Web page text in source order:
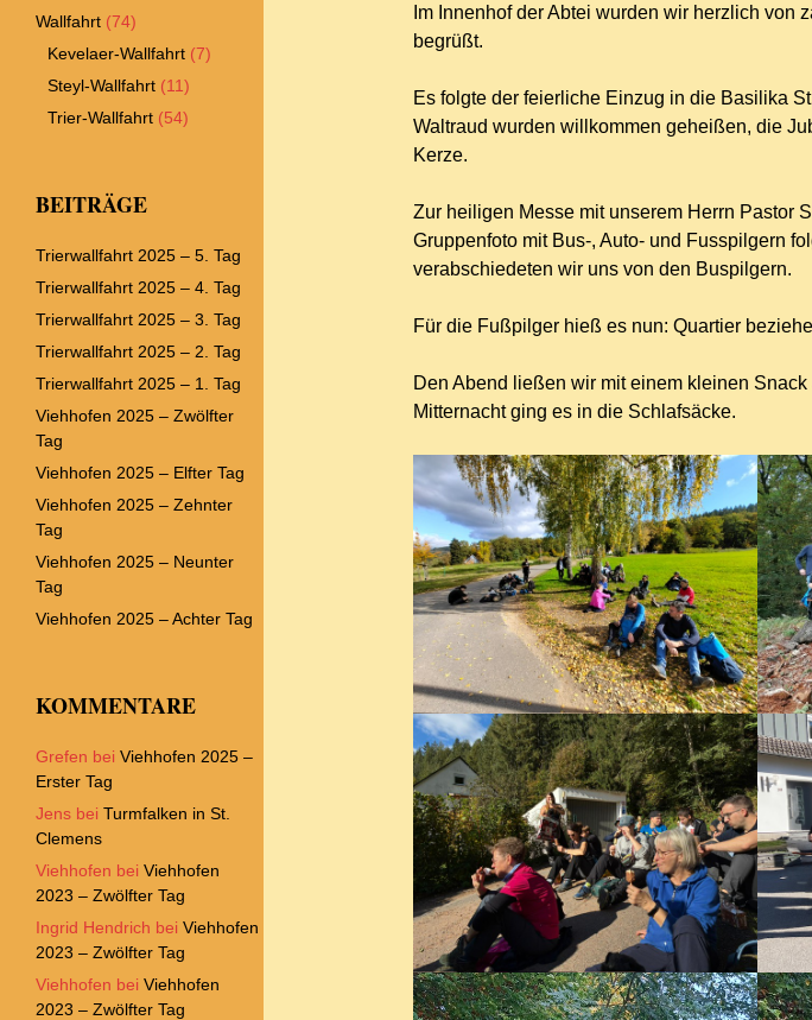
Im Innenhof der Abtei wurden wir herzlich
begrüßt.
Es folgte der feierliche Einzug in die Basilika
Waltraud wurden willkommen geheißen, die
Kerze.
Zur heiligen Messe mit unserem Herrn Pastor
Gruppenfoto mit Bus-, Auto- und Fusspilgern
verabschiedeten wir uns von den Buspilgern.
Für die Fußpilger hieß es nun: Quartier
Den Abend ließen wir mit einem kleinen
Mitternacht ging es in die Schlafsäcke.
Wallfahrt (74)
Kevelaer-Wallfahrt (7)
Steyl-Wallfahrt (11)
Trier-Wallfahrt (54)
BEITRÄGE
Trierwallfahrt 2025 – 5. Tag
Trierwallfahrt 2025 – 4. Tag
Trierwallfahrt 2025 – 3. Tag
Trierwallfahrt 2025 – 2. Tag
Trierwallfahrt 2025 – 1. Tag
Viehhofen 2025 – Zwölfter
Tag
Viehhofen 2025 – Elfter Tag
Viehhofen 2025 – Zehnter
Tag
Viehhofen 2025 – Neunter
Tag
Viehhofen 2025 – Achter Tag
KOMMENTARE
Grefen bei Viehhofen 2025 –
Erster Tag
Jens bei Turmfalken in St.
Clemens
Viehhofen bei Viehhofen
2023 – Zwölfter Tag
Ingrid Hendrich bei Viehhofen
2023 – Zwölfter Tag
Viehhofen bei Viehhofen
2023 – Zwölfter Tag